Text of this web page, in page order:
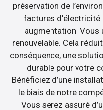
préservation de
factures d’électricité
augmentation. Vous
renouvelable. Cela
conséquence, une
durable pour votre
Bénéficiez d’une
le biais de notre
Vous serez assuré